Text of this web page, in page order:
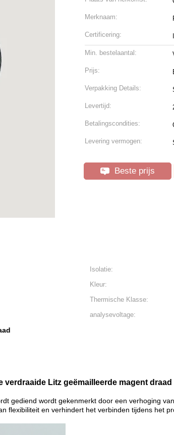
Merknaam:
Certificering:
Min. bestelaantal:
Prijs:
Verpakking Details:
Levertijd:
Betalingscondities:
Levering vermogen:
Beste prijs
Isolatie:
Kleur:
Thermische Klasse:
analysevoltage:
Litz geëmailleerde magent draad
gediend wordt gekenmerkt door een verhoging
flexibiliteit en verhindert het verbinden tijdens het